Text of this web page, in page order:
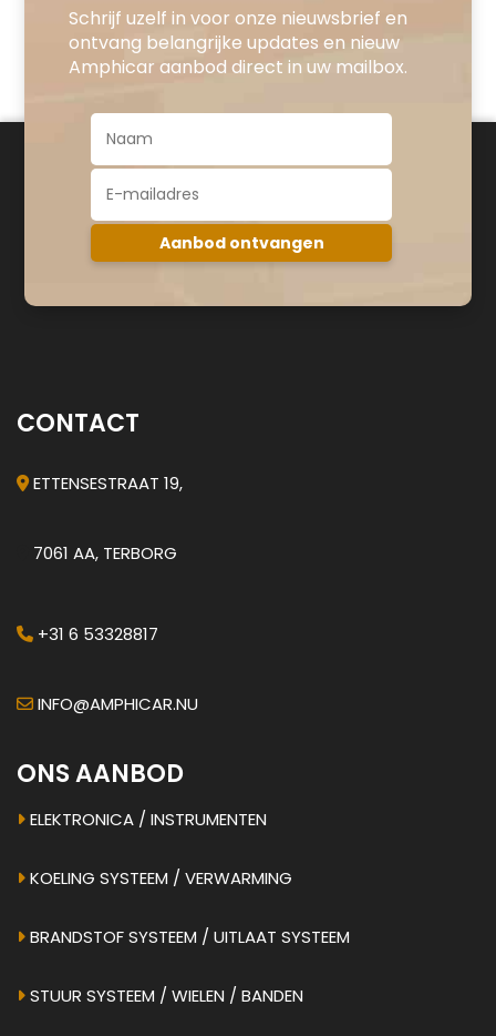
Schrijf uzelf in voor onze nieuwsbrief en
ontvang belangrijke updates en nieuw
Amphicar aanbod direct in uw mailbox.
CONTACT
ETTENSESTRAAT 19,
7061 AA, TERBORG
+31 6 53328817
INFO@AMPHICAR.NU
ONS AANBOD
ELEKTRONICA / INSTRUMENTEN
KOELING SYSTEEM / VERWARMING
BRANDSTOF SYSTEEM / UITLAAT SYSTEEM
STUUR SYSTEEM / WIELEN / BANDEN